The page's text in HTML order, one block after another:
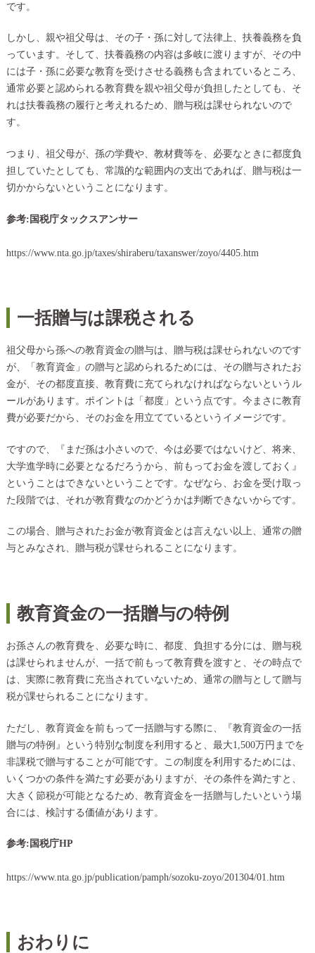
です。
しかし、親や祖父母は、その子・孫に対して法律上、扶養義務を負
っています。そして、扶養義務の内容は多岐に渡りますが、その中
には子・孫に必要な教育を受けさせる義務も含まれているところ、
通常必要と認められる教育費を親や祖父母が負担したとしても、そ
れは扶養義務の履行と考えれるため、贈与税は課せられないので
す。
つまり、祖父母が、孫の学費や、教材費等を、必要なときに都度負
担していたとしても、常識的な範囲内の支出であれば、贈与税は一
切かからないということになります。
参考:国税庁タックスアンサー
https://www.nta.go.jp/taxes/shiraberu/taxanswer/zoyo/4405.htm
一括贈与は課税される
祖父母から孫への教育資金の贈与は、贈与税は課せられないのです
が、「教育資金」の贈与と認められるためには、その贈与されたお
金が、その都度直接、教育費に充てられなければならないというル
ールがあります。ポイントは「都度」という点です。今まさに教育
費が必要だから、そのお金を用立てているというイメージです。
ですので、『まだ孫は小さいので、今は必要ではないけど、将来、
大学進学時に必要となるだろうから、前もってお金を渡しておく』
ということはできないということです。なぜなら、お金を受け取っ
た段階では、それが教育費なのかどうかは判断できないからです。
この場合、贈与されたお金が教育資金とは言えない以上、通常の贈
与とみなされ、贈与税が課せられることになります。
教育資金の一括贈与の特例
お孫さんの教育費を、必要な時に、都度、負担する分には、贈与税
は課せられませんが、一括で前もって教育費を渡すと、その時点で
は、実際に教育費に充当されていないため、通常の贈与として贈与
税が課せられることになります。
ただし、教育資金を前もって一括贈与する際に、『教育資金の一括
贈与の特例』という特別な制度を利用すると、最大1,500万円までを
非課税で贈与することが可能です。この制度を利用するためには、
いくつかの条件を満たす必要がありますが、その条件を満たすと、
大きく節税が可能となるため、教育資金を一括贈与したいという場
合には、検討する価値があります。
参考:国税庁HP
https://www.nta.go.jp/publication/pamph/sozoku-zoyo/201304/01.htm
おわりに